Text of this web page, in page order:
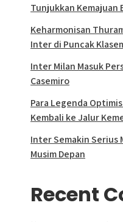
Tunjukkan Kemajuan
Keharmonisan
Inter di Puncak
Inter Milan Masuk
Casemiro
Para Legenda
Kembali ke Jalur
Inter Semakin Serius
Musim Depan
Recent